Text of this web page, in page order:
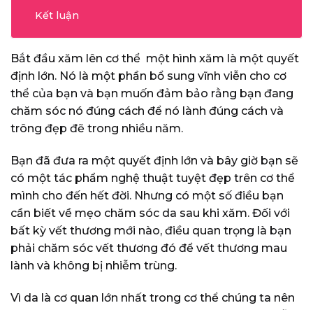
Kết luận
Bắt đầu xăm lên cơ thể một hình xăm là một quyết
định lớn. Nó là một phần bổ sung vĩnh viễn cho cơ
thể của bạn và bạn muốn đảm bảo rằng bạn đang
chăm sóc nó đúng cách để nó lành đúng cách và
trông đẹp đẽ trong nhiều năm.
Bạn đã đưa ra một quyết định lớn và bây giờ bạn sẽ
có một tác phẩm nghệ thuật tuyệt đẹp trên cơ thể
mình cho đến hết đời. Nhưng có một số điều bạn
cần biết về mẹo chăm sóc da sau khi xăm. Đối với
bất kỳ vết thương mới nào, điều quan trọng là bạn
phải chăm sóc vết thương đó để vết thương mau
lành và không bị nhiễm trùng.
Vì da là cơ quan lớn nhất trong cơ thể chúng ta nên